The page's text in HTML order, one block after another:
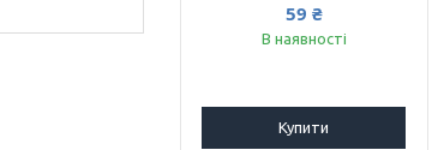
59 ₴
В наявності
Купити